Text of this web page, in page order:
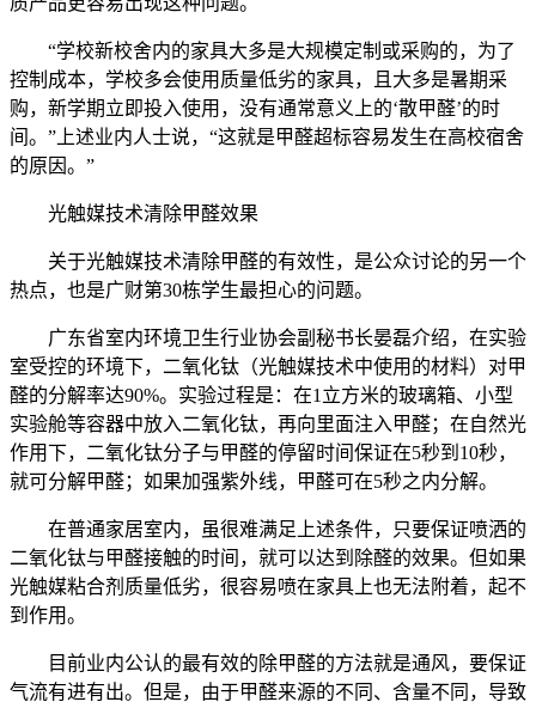
“学校新校舍内的家具大多是大规模定制或采购的，为了
控制成本，学校多会使用质量低劣的家具，且大多是暑期采
购，新学期立即投入使用，没有通常意义上的‘散甲醛’的时
间。”上述业内人士说，“这就是甲醛超标容易发生在高校宿舍
的原因。”
光触媒技术清除甲醛效果
关于光触媒技术清除甲醛的有效性，是公众讨论的另一个
热点，也是广财第30栋学生最担心的问题。
广东省室内环境卫生行业协会副秘书长晏磊介绍，在实验
室受控的环境下，二氧化钛（光触媒技术中使用的材料）对甲
醛的分解率达90%。实验过程是：在1立方米的玻璃箱、小型
实验舱等容器中放入二氧化钛，再向里面注入甲醛；在自然光
作用下，二氧化钛分子与甲醛的停留时间保证在5秒到10秒，
就可分解甲醛；如果加强紫外线，甲醛可在5秒之内分解。
在普通家居室内，虽很难满足上述条件，只要保证喷洒的
二氧化钛与甲醛接触的时间，就可以达到除醛的效果。但如果
光触媒粘合剂质量低劣，很容易喷在家具上也无法附着，起不
到作用。
目前业内公认的最有效的除甲醛的方法就是通风，要保证
气流有进有出。但是，由于甲醛来源的不同、含量不同，导致